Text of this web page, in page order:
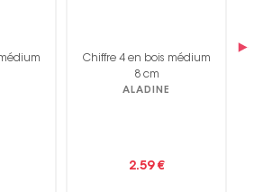
Chiffre 4 en bois médium
8 cm
ALADINE
2.59 €
›